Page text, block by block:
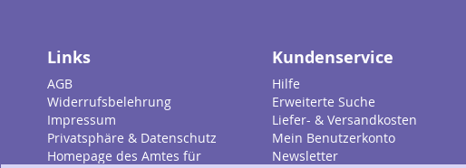
Links
AGB
Widerrufsbelehrung
Impressum
Privatsphäre & Datenschutz
Homepage des Amtes für
Kundenservice
Hilfe
Erweiterte Suche
Liefer- & Versandkosten
Mein Benutzerkonto
Newsletter